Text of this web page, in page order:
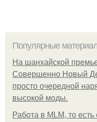
Популярные
На шанхайской
Совершенно Новый
просто очередной
высокой моды.
Работа в MLM, то